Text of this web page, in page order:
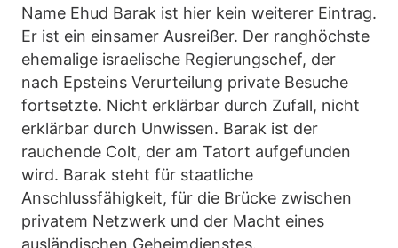
Name Ehud Barak ist hier kein weiterer Eintrag.
Er ist ein einsamer Ausreißer. Der ranghöchste
ehemalige israelische Regierungschef, der
nach Epsteins Verurteilung private Besuche
fortsetzte. Nicht erklärbar durch Zufall, nicht
erklärbar durch Unwissen. Barak ist der
rauchende Colt, der am Tatort aufgefunden
wird. Barak steht für staatliche
Anschlussfähigkeit, für die Brücke zwischen
privatem Netzwerk und der Macht eines
ausländischen Geheimdienstes.